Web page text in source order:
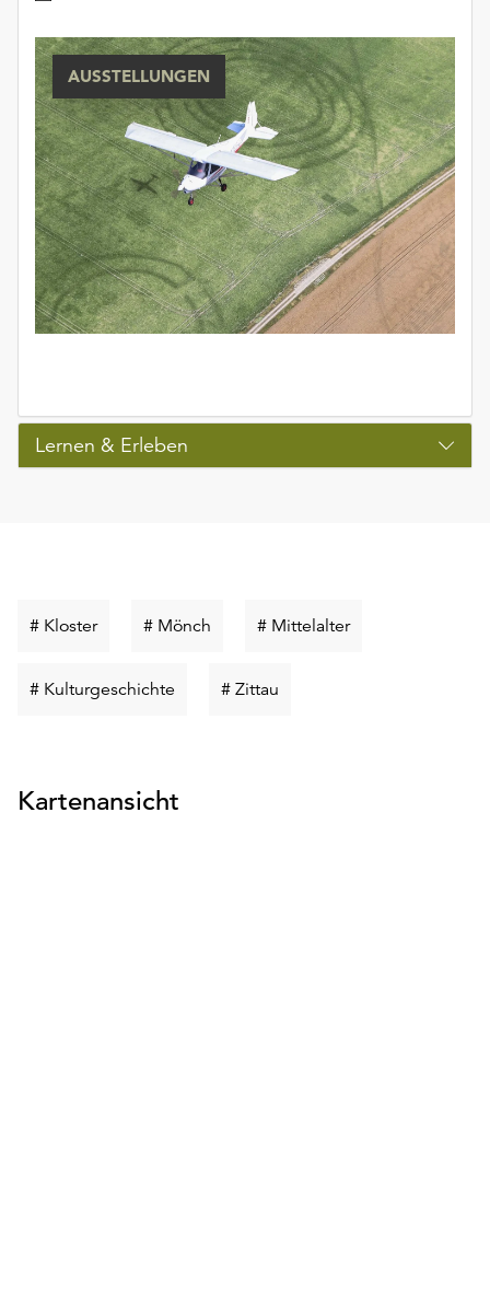
AUSSTELLUNGEN
Lernen & Erleben
# KlosterSchlüsselwort
# Mönch Schlüsselwort
# MittelalterSchlüsselwort
# Kulturgeschichte Schlüsselwort
# Zittau
Kartenansicht